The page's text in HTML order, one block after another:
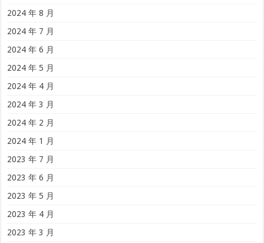
2024 年 8 月
2024 年 7 月
2024 年 6 月
2024 年 5 月
2024 年 4 月
2024 年 3 月
2024 年 2 月
2024 年 1 月
2023 年 7 月
2023 年 6 月
2023 年 5 月
2023 年 4 月
2023 年 3 月